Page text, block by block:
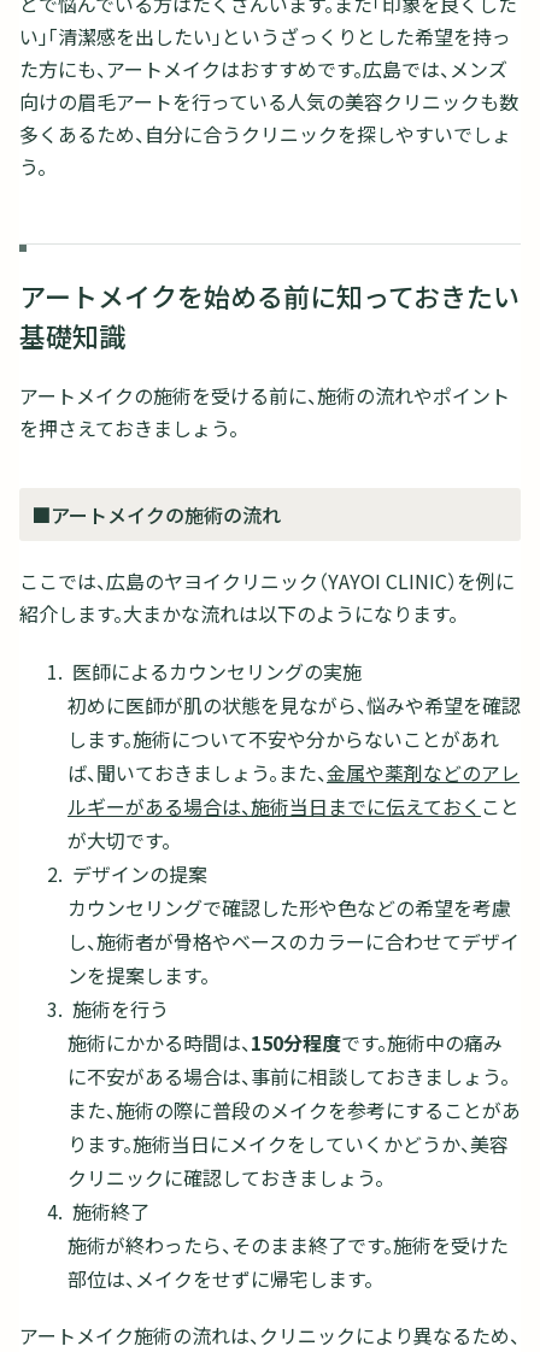
い」「清潔感を出したい」というざっくりとした希望を持っ
た方にも、アートメイクはおすすめです。広島では、メンズ
向けの眉毛アートを行っている人気の美容クリニックも数
多くあるため、自分に合うクリニックを探しやすいでしょ
う。
アートメイクを始める前に知っておきたい
基礎知識
アートメイクの施術を受ける前に、施術の流れやポイント
を押さえておきましょう。
■アートメイクの施術の流れ
ここでは、広島のヤヨイクリニック（YAYOI CLINIC）を例に
紹介します。大まかな流れは以下のようになります。
医師によるカウンセリングの実施
初めに医師が肌の状態を見ながら、悩みや希望を確認
します。施術について不安や分からないことがあれ
ば、聞いておきましょう。また、金属や薬剤などのアレ
ルギーがある場合は、施術当日までに伝えておく こと
が大切です。
デザインの提案
カウンセリングで確認した形や色などの希望を考慮
し、施術者が骨格やベースのカラーに合わせてデザイ
ンを提案します。
施術を行う
施術にかかる時間は、150分程度です。施術中の痛み
に不安がある場合は、事前に相談しておきましょう。
また、施術の際に普段のメイクを参考にすることがあ
ります。施術当日にメイクをしていくかどうか、美容
クリニックに確認しておきましょう。
施術終了
施術が終わったら、そのまま終了です。施術を受けた
部位は、メイクをせずに帰宅します。
アートメイク施術の流れは、クリニックにより異なるため、